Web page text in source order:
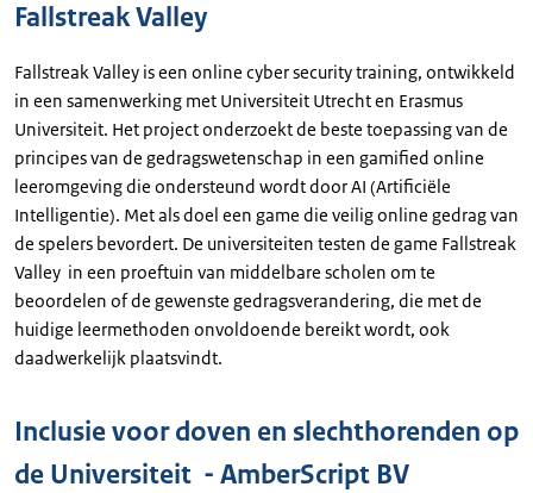
Fallstreak Valley
Fallstreak Valley is een online cyber security training, ontwikkeld
in een samenwerking met Universiteit Utrecht en Erasmus
Universiteit. Het project onderzoekt de beste toepassing van de
principes van de gedragswetenschap in een gamified online
leeromgeving die ondersteund wordt door AI (Artificiële
Intelligentie). Met als doel een game die veilig online gedrag van
de spelers bevordert. De universiteiten testen de game Fallstreak
Valley in een proeftuin van middelbare scholen om te
beoordelen of de gewenste gedragsverandering, die met de
huidige leermethoden onvoldoende bereikt wordt, ook
daadwerkelijk plaatsvindt.
Inclusie voor doven en slechthorenden op
de Universiteit - AmberScript BV